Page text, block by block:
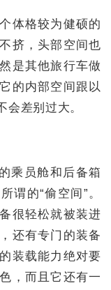
体格较为健硕的
挤，头部空间也
是其他旅行车做
的内部空间跟以
差别过大。
乘员舱和后备箱
谓的“偷空间”。
很轻松就被装进
还有专门的装备
装载能力绝对要
，而且它还有一